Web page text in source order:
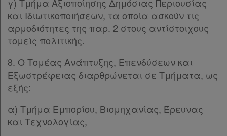
και Ιδιωτικοποιήσεων, τα οποία ασκούν τις
αρμοδιότητες της παρ. 2 στους αντίστοιχους
τομείς πολιτικής.
8. Ο Τομέας Ανάπτυξης, Επενδύσεων και
Εξωστρέφειας διαρθρώνεται σε Τμήματα, ως
εξής:
α) Τμήμα Εμπορίου, Βιομηχανίας, Έρευνας
και Τεχνολογίας,